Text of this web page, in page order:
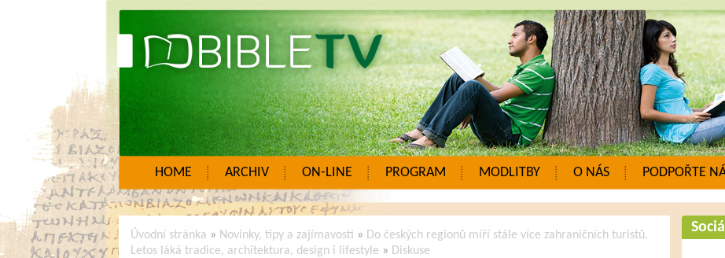
HOME ARCHIV ON-LINE PROGRAM MODLITBY O NÁS PODPOŘTE
Úvodní stránka » Novinky, tipy a zajímavosti » Do českých regionů míří stále více zahraničních turistů.
Letos láká tradice, architektura, design i lifestyle » Diskuse